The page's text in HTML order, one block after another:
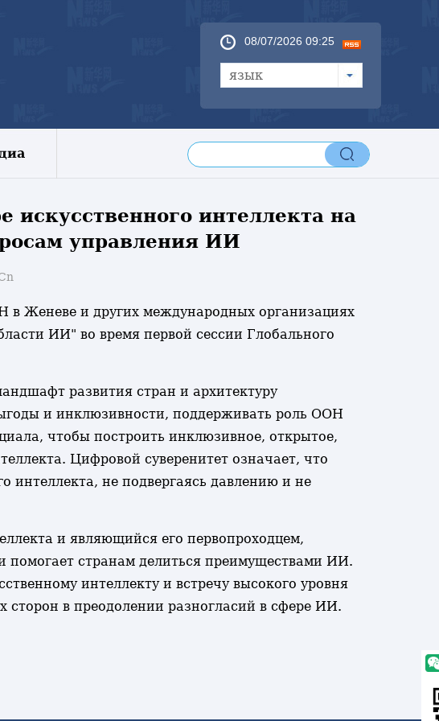
08/07/2026 09:25
язык
интеллекта на
управления ИИ
Женеве и других международных организациях
ИИ" во время первой сессии Глобального
развития стран и архитектуру
и инклюзивности, поддерживать роль ООН
чтобы построить инклюзивное, открытое,
Цифровой суверенитет означает, что
интеллекта, не подвергаясь давлению и не
и являющийся его первопроходцем,
странам делиться преимуществами ИИ.
интеллекту и встречу высокого уровня
сторон в преодолении разногласий в сфере ИИ.